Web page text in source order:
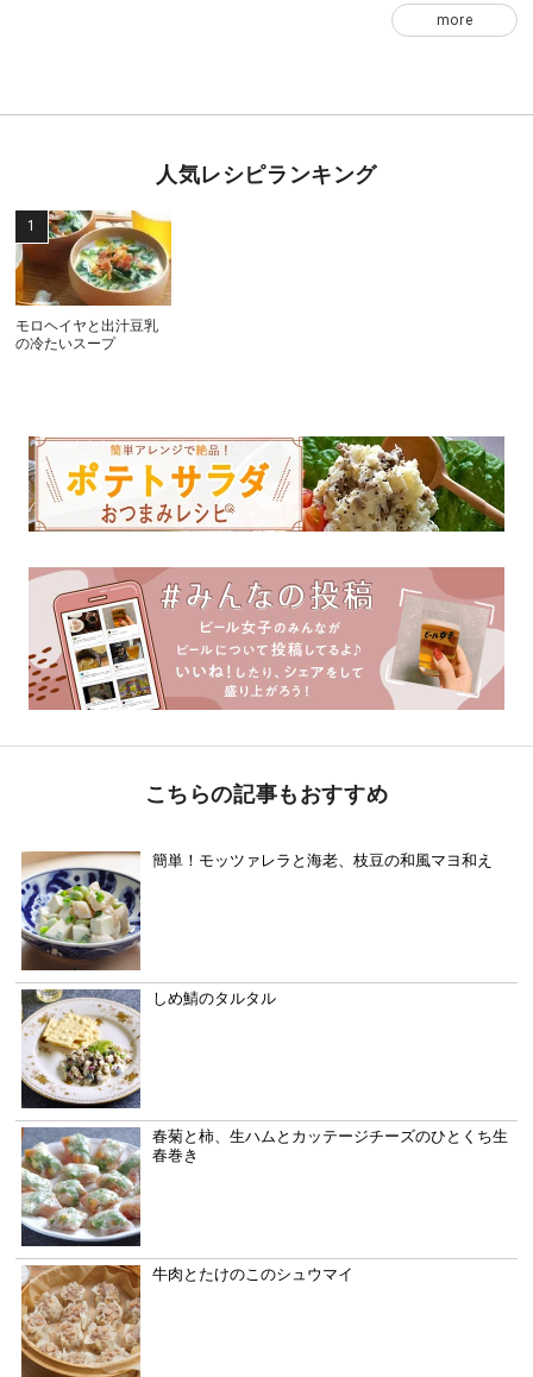
more
人気レシピランキング
モロヘイヤと出汁豆乳
の冷たいスープ
こちらの記事もおすすめ
簡単！モッツァレラと海老、枝豆の和風マヨ和え
しめ鯖のタルタル
春菊と柿、生ハムとカッテージチーズのひとくち生
春巻き
牛肉とたけのこのシュウマイ